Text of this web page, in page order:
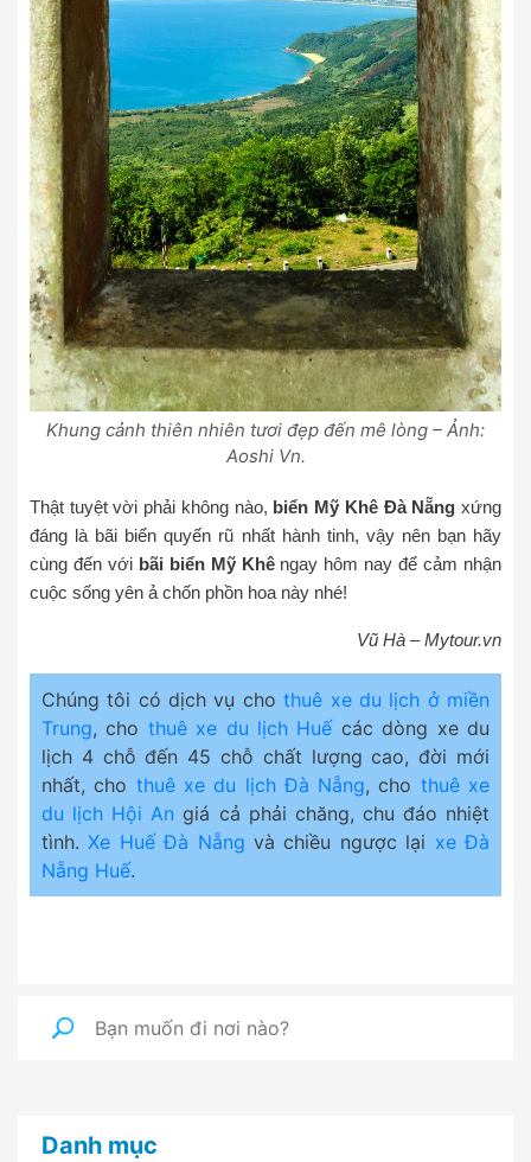
Khung cảnh thiên nhiên tươi đẹp đến mê lòng – Ảnh:
Aoshi Vn.
Thật tuyệt vời phải không nào, biển Mỹ Khê Đà Nẵng xứng
đáng là bãi biển quyến rũ nhất hành tinh, vậy nên bạn hãy
cùng đến với bãi biển Mỹ Khêngay hôm nay để cảm nhận
cuộc sống yên ả chốn phồn hoa này nhé!
Vũ Hà – Mytour.vn
Chúng tôi có dịch vụ chothuê xe du lịch ở miền
Trung, cho thuê xe du lịch Huếcác dòng xe du
lịch 4 chỗ đến 45 chỗ chất lượng cao, đời mới
nhất, cho thuê xe du lịch Đà Nẵng, cho thuê xe
du lịch Hội An giá cả phải chăng, chu đáo nhiệt
tình.Xe Huế Đà Nẵng và chiều ngược lại xe Đà
Nẵng Huế.
Danh mục